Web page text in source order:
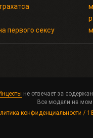
первого сексу
не отвечает за
Все модели на
конфиденциальности /